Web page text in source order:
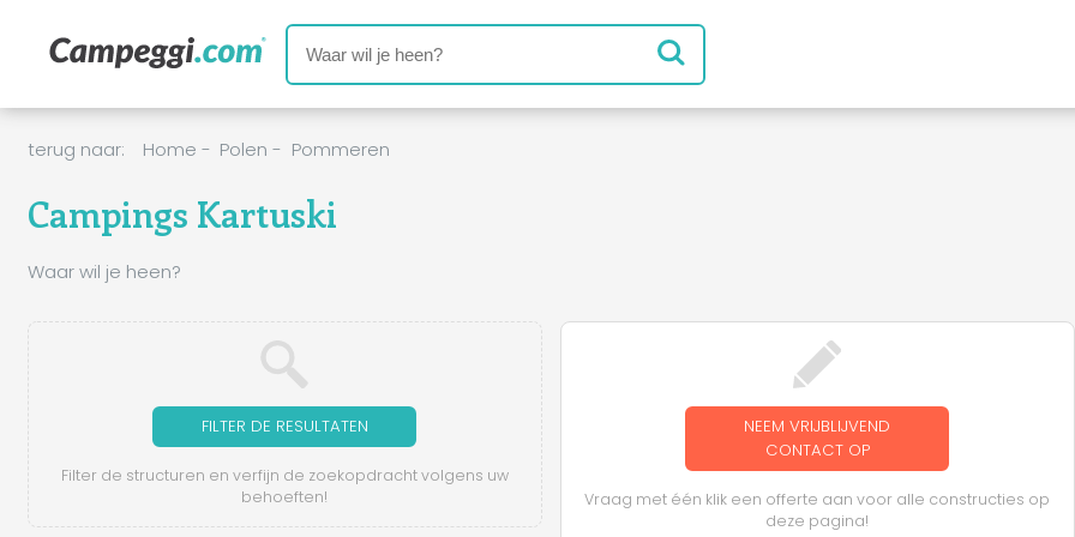
terug naar: Home - Polen - Pommeren
Campings Kartuski
Waar wil je heen?
FILTER DE RESULTATEN
Filter de structuren en verfijn de zoekopdracht volgens uw
behoeften!
NEEM VRIJBLIJVEND
CONTACT OP
Vraag met één klik een offerte aan voor alle constructies op
deze pagina!